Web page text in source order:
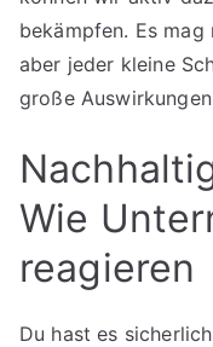
bekämpfen. Es mag
aber jeder kleine
große
Wie
reagieren
Du hast es